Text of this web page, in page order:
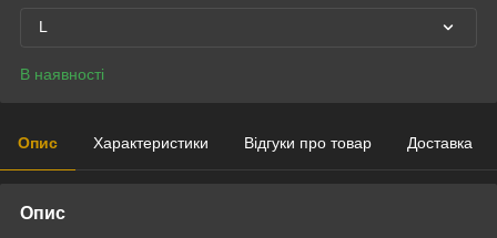
L
В наявності
Опис Характеристики Відгуки про товар Доставка
Опис